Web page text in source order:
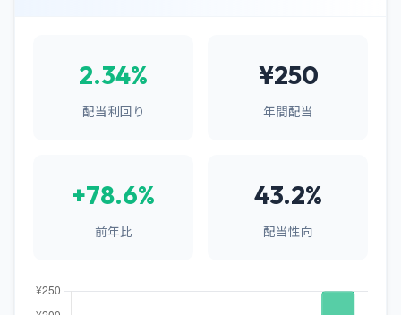
2.34%
配当利回り
¥250
年間配当
+78.6%
前年比
43.2%
配当性向